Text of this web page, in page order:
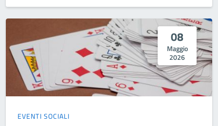
08
Maggio
2026
EVENTI SOCIALI